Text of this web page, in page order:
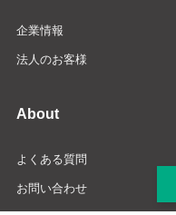
企業情報
法人のお客様
About
よくある質問
お問い合わせ